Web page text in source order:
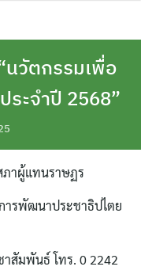
นวัตกรรมเพื่อ
ระจำปี 2568”
ภาผู้แทนราษฏร
ารพัฒนาประชาธิปไตย
าสัมพันธ์ โทร. 0 2242